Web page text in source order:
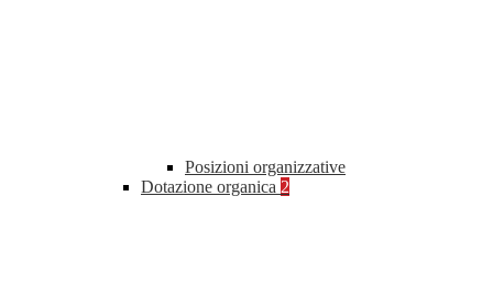
Posizioni organizzative
Dotazione organica 2